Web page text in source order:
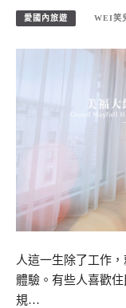
愛國內旅遊 WEI笑
人這一生除了工作
體驗。有些人喜歡
規…